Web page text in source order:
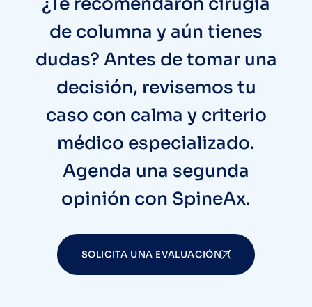
de columna y aún tienes
dudas? Antes de tomar una
decisión, revisemos tu
caso con calma y criterio
médico especializado.
Agenda una segunda
opinión con SpineAx.
SOLICITA UNA EVALUACIÓN